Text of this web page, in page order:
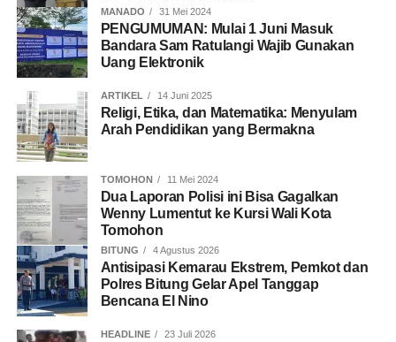
MANADO 31 Mei 2024
PENGUMUMAN: Mulai 1 Juni Masuk
Bandara Sam Ratulangi Wajib Gunakan
Uang Elektronik
ARTIKEL 14 Juni 2025
Religi, Etika, dan Matematika: Menyulam
Arah Pendidikan yang Bermakna
TOMOHON 11 Mei 2024
Dua Laporan Polisi ini Bisa Gagalkan
Wenny Lumentut ke Kursi Wali Kota
Tomohon
BITUNG 4 Agustus 2026
Antisipasi Kemarau Ekstrem, Pemkot dan
Polres Bitung Gelar Apel Tanggap
Bencana El Nino
HEADLINE 23 Juli 2026